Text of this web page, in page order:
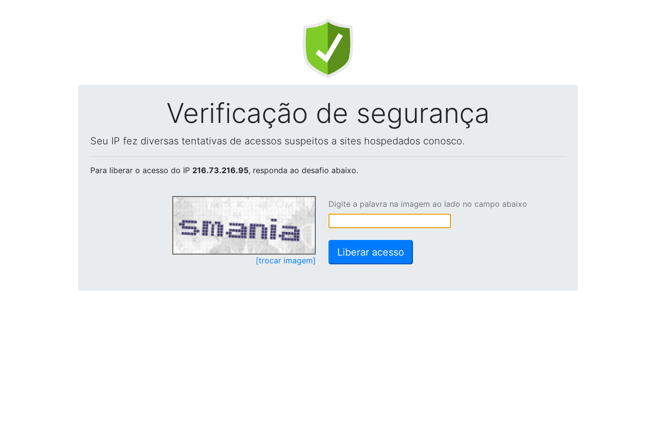
Verificação de segurança
Seu IP fez diversas tentativas de acessos suspeitos a sites hospedados conosco.
Para liberar o acesso do IP 216.73.216.95, responda ao desafio abaixo.
[trocar imagem]
Digite a palavra na imagem ao lado no campo abaixo